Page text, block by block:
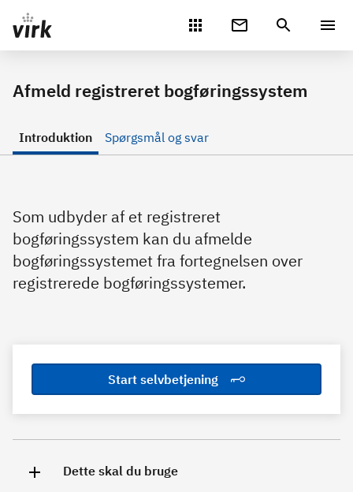
Gå direkte til indhold
Afmeld registreret bogføringssystem
Introduktion Spørgsmål og svar
Som udbyder af et registreret
bogføringssystem kan du afmelde
bogføringssystemet fra fortegnelsen over
registrerede bogføringssystemer.
Start selvbetjening
Dette skal du bruge